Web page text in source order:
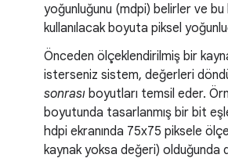
yoğunluğunu (mdpi) belirler ve
kullanılacak boyuta piksel
Önceden ölçeklendirilmiş bir
isterseniz sistem, değerleri
sonrası boyutları temsil eder.
boyutunda tasarlanmış bir bit
hdpi ekranında 75x75 piksele
kaynak yoksa değeri) olduğunda